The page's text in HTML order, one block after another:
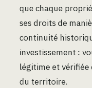
que chaque
ses droits de
continuité
investissement :
légitime et
du territoire.